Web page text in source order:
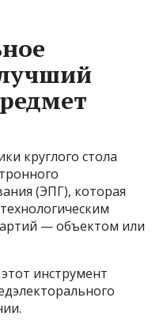
круглого стола
(ЭПГ), которая
— объектом или
инструмент